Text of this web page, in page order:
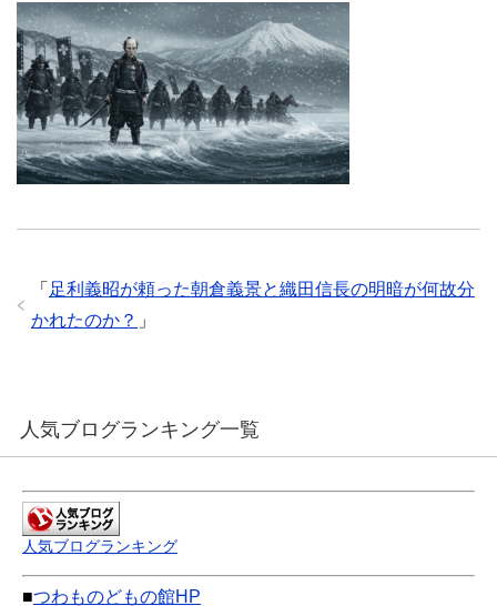
e
b
o
o
k
t
t
e
r
s
a
g
e
t
s
A
p
p
s
e
n
g
e
r
e
n
a
k
e
t
h
a
a
i
l
「 足利義昭が頼った朝倉義景と織田信長の明暗が何故分
かれたのか？ 」
人気ブログランキング一覧
人気ブログランキング
■つわものどもの館HP